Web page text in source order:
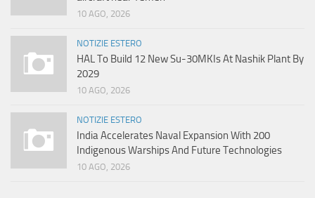
10 AGO, 2026
NOTIZIE ESTERO
HAL To Build 12 New Su-30MKIs At Nashik Plant By
2029
10 AGO, 2026
NOTIZIE ESTERO
India Accelerates Naval Expansion With 200
Indigenous Warships And Future Technologies
10 AGO, 2026